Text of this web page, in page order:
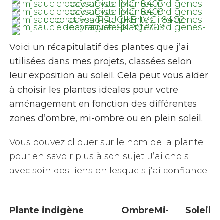
Voici un récapitulatif des plantes que j’ai
utilisées dans mes projets, classées selon
leur exposition au soleil. Cela peut vous aider
à choisir les plantes idéales pour votre
aménagement en fonction des différentes
zones d’ombre, mi-ombre ou en plein soleil.
Vous pouvez cliquer sur le nom de la plante
pour en savoir plus à son sujet. J’ai choisi
avec soin des liens en lesquels j’ai confiance.
Plante indigène OmbreMi-
Soleil